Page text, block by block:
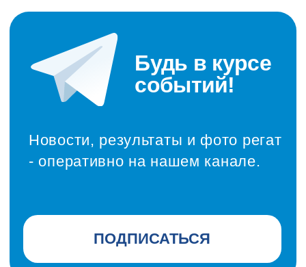
2
Наберите в Яндекс.Навигаторе,
Яндекс.Картах или Гугл.Картах -
Открыть навигатор
3
Для проезда на территорию - следуйте через
пост охраны